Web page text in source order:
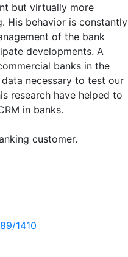
but virtually more
His behavior is constantly
of the bank
developments. A
banks in the
necessary to test our
research have helped to
in banks.
customer.
1410